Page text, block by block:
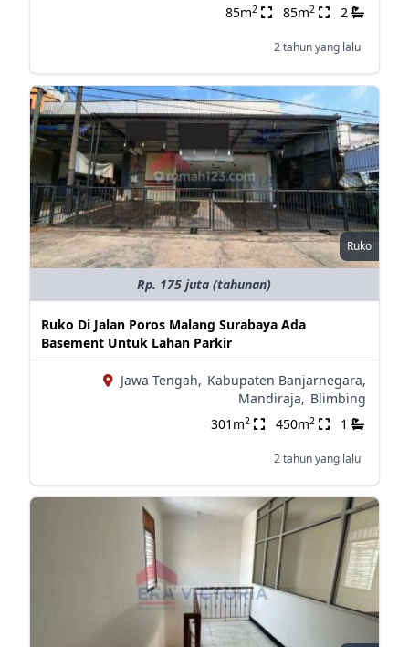
85m2 85m2 2
2 tahun yang lalu
Ruko
Rp. 175 juta (tahunan)
Ruko Di Jalan Poros Malang Surabaya Ada
Basement Untuk Lahan Parkir
Jawa Tengah, Kabupaten Banjarnegara,
Mandiraja, Blimbing
301m2 450m2 1
2 tahun yang lalu